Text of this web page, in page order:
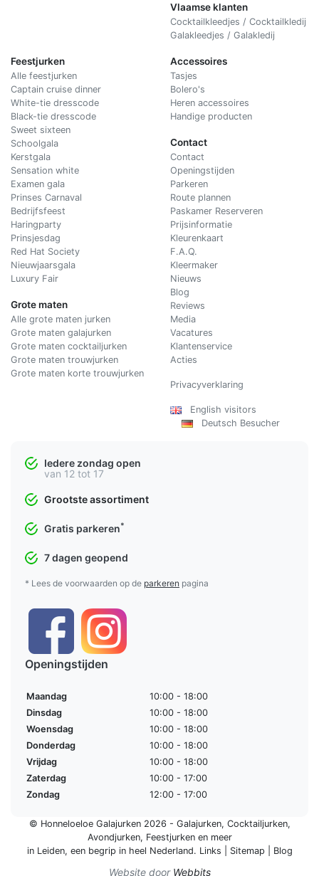
Vlaamse klanten
Cocktailkleedjes / Cocktailkledij
Galakleedjes / Galakledij
Feestjurken
Alle feestjurken
Captain cruise dinner
White-tie dresscode
Black-tie dresscode
Sweet sixteen
Schoolgala
Kerstgala
Sensation white
Examen gala
Prinses Carnaval
Bedrijfsfeest
Haringparty
Prinsjesdag
Red Hat Society
Nieuwjaarsgala
Luxury Fair
Grote maten
Alle grote maten jurken
Grote maten galajurken
Grote maten cocktailjurken
Grote maten trouwjurken
Grote maten korte trouwjurken
Accessoires
Tasjes
Bolero's
Heren accessoires
Handige producten
Contact
Contact
Openingstijden
Parkeren
Route plannen
Paskamer Reserveren
Prijsinformatie
Kleurenkaart
F.A.Q.
Kleermaker
Nieuws
Blog
Reviews
Media
Vacatures
Klantenservice
Acties
Privacyverklaring
English visitors
Deutsch Besucher
Iedere zondag open
van 12 tot 17
Grootste assortiment
Gratis parkeren*
7 dagen geopend
* Lees de voorwaarden op de parkeren pagina
Openingstijden
Maandag
10:00 - 18:00
Dinsdag
10:00 - 18:00
Woensdag
10:00 - 18:00
Donderdag
10:00 - 18:00
Vrijdag
10:00 - 18:00
Zaterdag
10:00 - 17:00
Zondag
12:00 - 17:00
© Honneloeloe Galajurken 2026 - Galajurken, Cocktailjurken,
Avondjurken, Feestjurkenen meer
in Leiden, een begrip in heel Nederland. Links Sitemap Blog
Website door Webbits